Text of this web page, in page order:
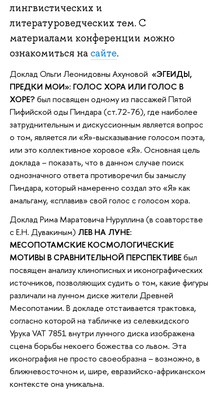
лингвистических и
литературоведческих тем. С
материалами конференции можно
ознакомиться насайте.
Доклад Ольги Леонидовны Ахуновой «ЭГЕИДЫ,
ПРЕДКИ МОИ»: ГОЛОС ХОРА ИЛИ ГОЛОС В
ХОРЕ? был посвящен одному из пассажей Пятой
Пифийской оды Пиндара (ст.72-76), где наиболее
затруднительным и дискуссионным является вопрос
о том, является ли «Я»-высказывание голосом поэта,
или это коллективное хоровое «Я». Основная цель
доклада – показать, что в данном случае поиск
однозначного ответа противоречил бы замыслу
Пиндара, который намеренно создал это «Я» как
амальгаму, «сплавив» свой голос с голосом хора.
Доклад Рима Маратовича Нуруллина (в соавторстве
с Е.Н. Дувакиным) ЛЕВ НА ЛУНЕ:
МЕСОПОТАМСКИЕ КОСМОЛОГИЧЕСКИЕ
МОТИВЫ В СРАВНИТЕЛЬНОЙ ПЕРСПЕКТИВЕбыл
посвящен анализу клинописных и иконографических
источников, позволяющих судить о том, какие фигуры
различали на лунном диске жители Древней
Месопотамии. В докладе отстаивается трактовка,
согласно которой на табличке из селевкидского
Урука VAT 7851 внутри лунного диска изображена
сцена борьбы некоего божества со львом. Эта
иконография не просто своеобразна – возможно, в
ближневосточном и, шире, евразийско-африканском
контексте она уникальна.